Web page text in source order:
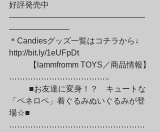
好評発売中
—————————————————
———————–
＊Candiesグッズ一覧はコチラから↓
http://bit.ly/1eUFpDt
………………………………..
「ペネロペ」着ぐるみぬいぐるみが登
場☆■
……………………………………………